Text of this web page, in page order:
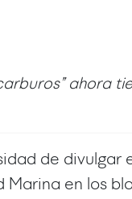
ahora
de
Marina en los